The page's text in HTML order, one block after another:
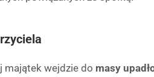
majątek wejdzie do masy